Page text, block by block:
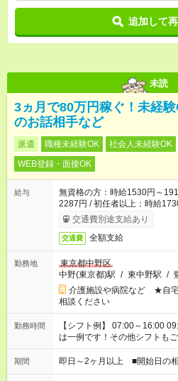
追加して
未読
3ヵ月で80万円稼ぐ！未経
のお話相手など
派遣 職種未経験OK 社会人未経験OK
WEB登録・面接OK
給与
無資格の方：時給1530円～
2287円 / 初任者以上：時給
交通費別途支給あり
交通費 全額支給
勤務地
東京都中野区
中野(東京都)駅 / 東中野駅 /
介護施設や病院など ★自宅
相談ください
勤務時間
【シフト例】 07:00～16:00
は一例です！その他シフトも
期間 即日～2ヶ月以上 ■開始日の相